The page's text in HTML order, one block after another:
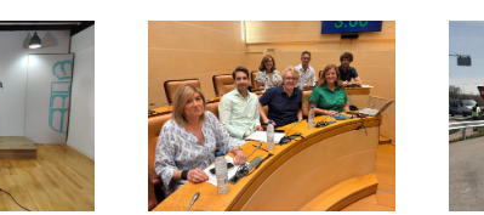
rebajar un 20%
basuras y
el mayor
fiscal soportado
segovianas
El PSOE pide
responsabilidades políticas
al PP tras las diligencias
abiertas a la alcaldesa de La
Lastrilla por un presunto
incidente con la Guardia Civil